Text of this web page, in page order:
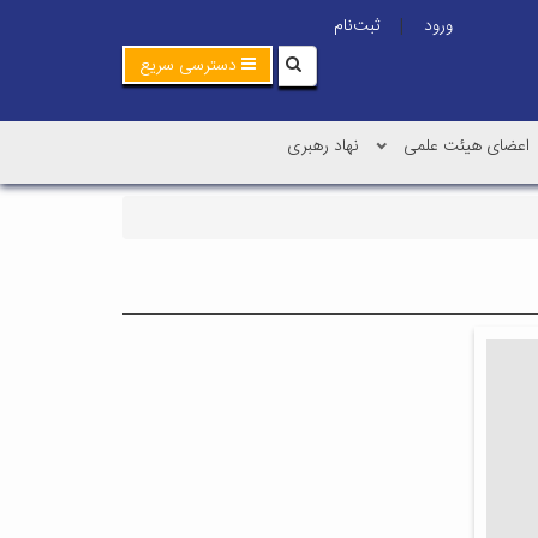
ورود |
ثبت‌نام
دسترسی سریع
اعضای هیئت علمی نهاد رهبری